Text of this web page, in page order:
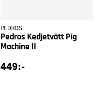
PEDROS
Pedros Kedjetvätt Pig
Machine II
449:-